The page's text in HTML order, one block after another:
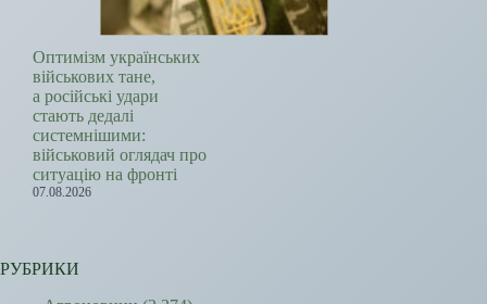
Оптимізм українських
військових тане,
а російські удари
стають дедалі
системнішими:
військовий оглядач про
ситуацію на фронті
07.08.2026
РУБРИКИ